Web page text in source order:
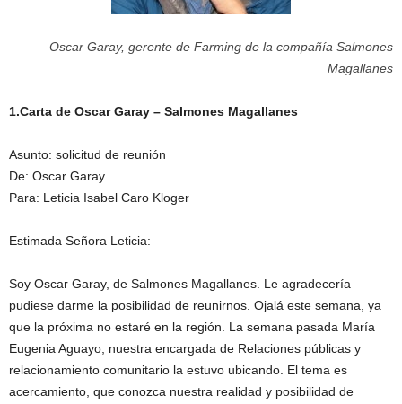
Oscar Garay, gerente de Farming de la compañía Salmones
Magallanes
1.Carta de Oscar Garay – Salmones Magallanes
Asunto: solicitud de reunión
De: Oscar Garay
Para: Leticia Isabel Caro Kloger
Estimada Señora Leticia:
Soy Oscar Garay, de Salmones Magallanes. Le agradecería
pudiese darme la posibilidad de reunirnos. Ojalá este semana, ya
que la próxima no estaré en la región. La semana pasada María
Eugenia Aguayo, nuestra encargada de Relaciones públicas y
relacionamiento comunitario la estuvo ubicando. El tema es
acercamiento, que conozca nuestra realidad y posibilidad de